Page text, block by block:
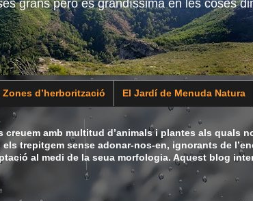
grans però és grandíssima en les coses
Zones d’herborització El Jardí de Menuda Natura
creuem amb multitud d’animals i plantes als quals
trepitgem sense adonar-nos-en, ignorants de
al medi de la seua morfologia. Aquest blog